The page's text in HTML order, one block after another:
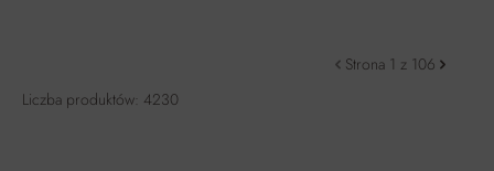
Liczba produktów: 4230
Strona 1 z 106